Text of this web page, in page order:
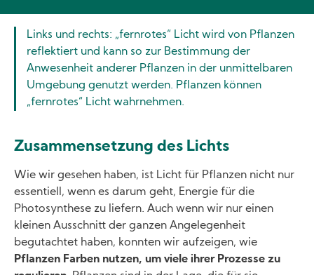
Links und rechts: „fernrotes“ Licht wird von Pflanzen
reflektiert und kann so zur Bestimmung der
Anwesenheit anderer Pflanzen in der unmittelbaren
Umgebung genutzt werden. Pflanzen können
„fernrotes“ Licht wahrnehmen.
Zusammensetzung des Lichts
Wie wir gesehen haben, ist Licht für Pflanzen nicht nur
essentiell, wenn es darum geht, Energie für die
Photosynthese zu liefern. Auch wenn wir nur einen
kleinen Ausschnitt der ganzen Angelegenheit
begutachtet haben, konnten wir aufzeigen, wie
Pflanzen Farben nutzen, um viele ihrer Prozesse zu